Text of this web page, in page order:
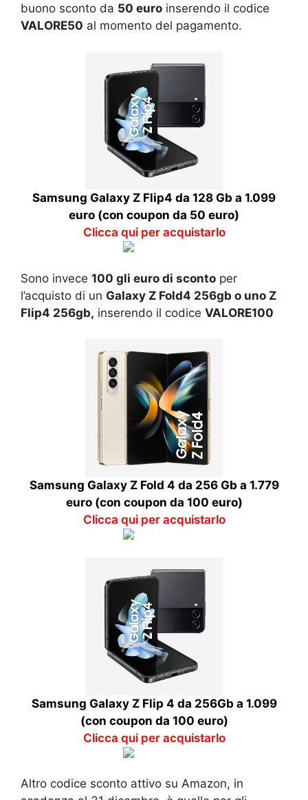
buono sconto da 50 euro inserendo il codice
VALORE50 al momento del pagamento.
Samsung Galaxy Z Flip4 da 128 Gb a 1.099
euro (con coupon da 50 euro)
Clicca qui per acquistarlo
Sono invece 100 gli euro di sconto per
l’acquisto di un Galaxy Z Fold4 256gb o uno Z
Flip4 256gb, inserendo il codice VALORE100
Samsung Galaxy Z Fold 4 da 256 Gb a 1.779
euro (con coupon da 100 euro)
Clicca qui per acquistarlo
Samsung Galaxy Z Flip 4 da 256Gb a 1.099
(con coupon da 100 euro)
Clicca qui per acquistarlo
Altro codice sconto attivo su Amazon, in